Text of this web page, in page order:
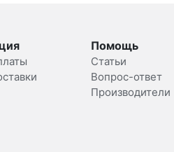
Помощь
Статьи
Вопрос-ответ
Производители